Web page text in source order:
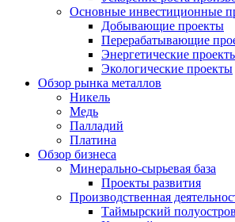
Основные инвестиционные
Добывающие проекты
Перерабатывающие
Энергетические
Экологические проекты
Обзор рынка металлов
Никель
Медь
Палладий
Платина
Обзор бизнеса
Минерально-сырьевая база
Проекты развития
Производственная
Таймырский полуостров